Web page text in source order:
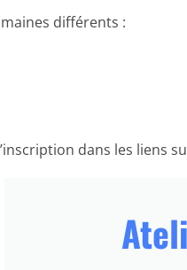
différents :
dans les liens